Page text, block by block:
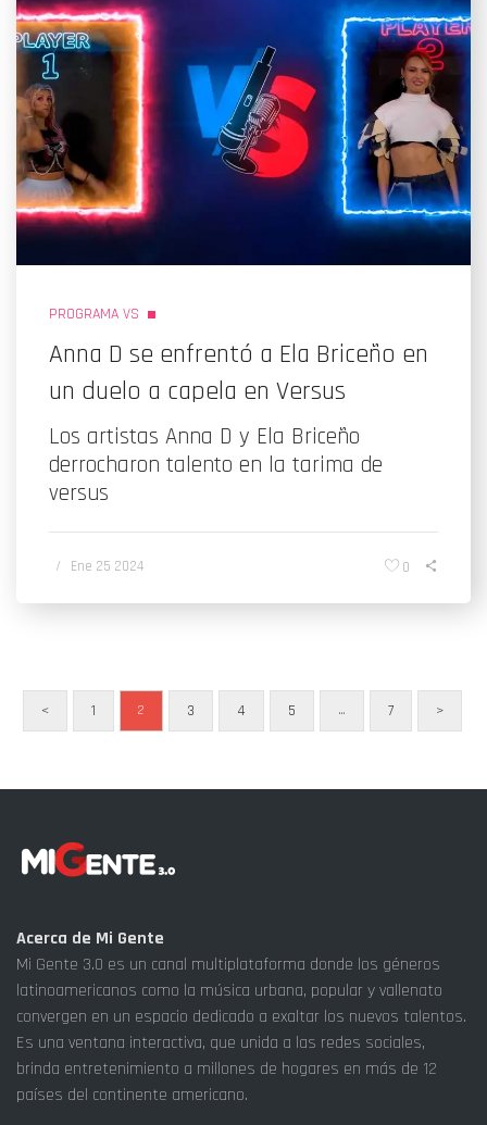
PROGRAMA VS
Anna D se enfrentó a Ela Briceño en
un duelo a capela en Versus
Los artistas Anna D y Ela Briceño
derrocharon talento en la tarima de
versus
/ Ene 25 2024 0
< 1 2 3 4 5 … 7 >
Acerca de Mi Gente
Mi Gente 3.0 es un canal multiplataforma donde los géneros
latinoamericanos como la música urbana, popular y vallenato
convergen en un espacio dedicado a exaltar los nuevos talentos.
Es una ventana interactiva, que unida a las redes sociales,
brinda entretenimiento a millones de hogares en más de 12
países del continente americano.